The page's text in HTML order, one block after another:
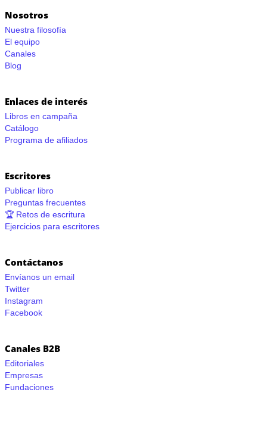
Nosotros
Nuestra filosofía
El equipo
Canales
Blog
Enlaces de interés
Libros en campaña
Catálogo
Programa de afiliados
Escritores
Publicar libro
Preguntas frecuentes
🏆 Retos de escritura
Ejercicios para escritores
Contáctanos
Envíanos un email
Twitter
Instagram
Facebook
Canales B2B
Editoriales
Empresas
Fundaciones